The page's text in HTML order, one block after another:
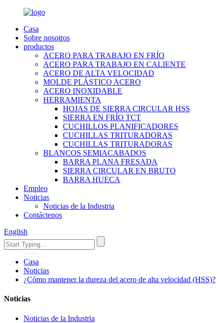
Casa
Sobre nosotros
productos
ACERO PARA TRABAJO EN FRÍO
ACERO PARA TRABAJO EN CALIENTE
ACERO DE ALTA VELOCIDAD
MOLDE PLÁSTICO ACERO
ACERO INOXIDABLE
HERRAMIENTA
HOJAS DE SIERRA CIRCULAR HSS
SIERRA EN FRÍO TCT
CUCHILLOS PLANIFICADORES
CUCHILLAS TRITURADORAS
CUCHILLAS TRITURADORAS
BLANCOS SEMIACABADOS
BARRA PLANA FRESADA
SIERRA CIRCULAR EN BRUTO
BARRA HUECA
Empleo
Noticias
Noticias de la Industria
Contáctenos
English
Casa
Noticias
¿Cómo mantener la dureza del acero de alta velocidad (HSS)?
Noticias
Noticias de la Industria